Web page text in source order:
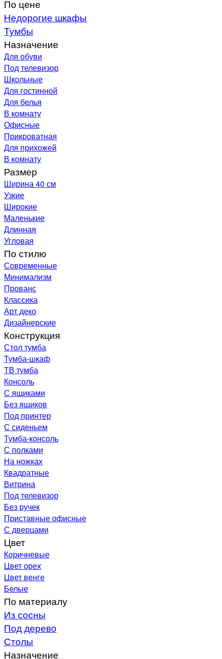
По цене
Недорогие шкафы
Тумбы
Назначение
Для обуви
Под телевизор
Школьные
Для гостинной
Для белья
В комнату
Офисные
Прикроватная
Для прихожей
В комнату
Размер
Ширина 40 см
Узкие
Широкие
Маленькие
Длинная
Угловая
По стилю
Современные
Минимализм
Прованс
Классика
Арт деко
Дизайнерские
Конструкция
Стол тумба
Тумба-шкаф
ТВ тумба
Консоль
С ящиками
Без ящиков
Под принтер
С сиденьем
Тумба-консоль
С полками
На ножках
Квадратные
Витрина
Под телевизор
Без ручек
Приставные офисные
С дверцами
Цвет
Коричневые
Цвет орех
Цвет венге
Белые
По материалу
Из сосны
Под дерево
Столы
Назначение